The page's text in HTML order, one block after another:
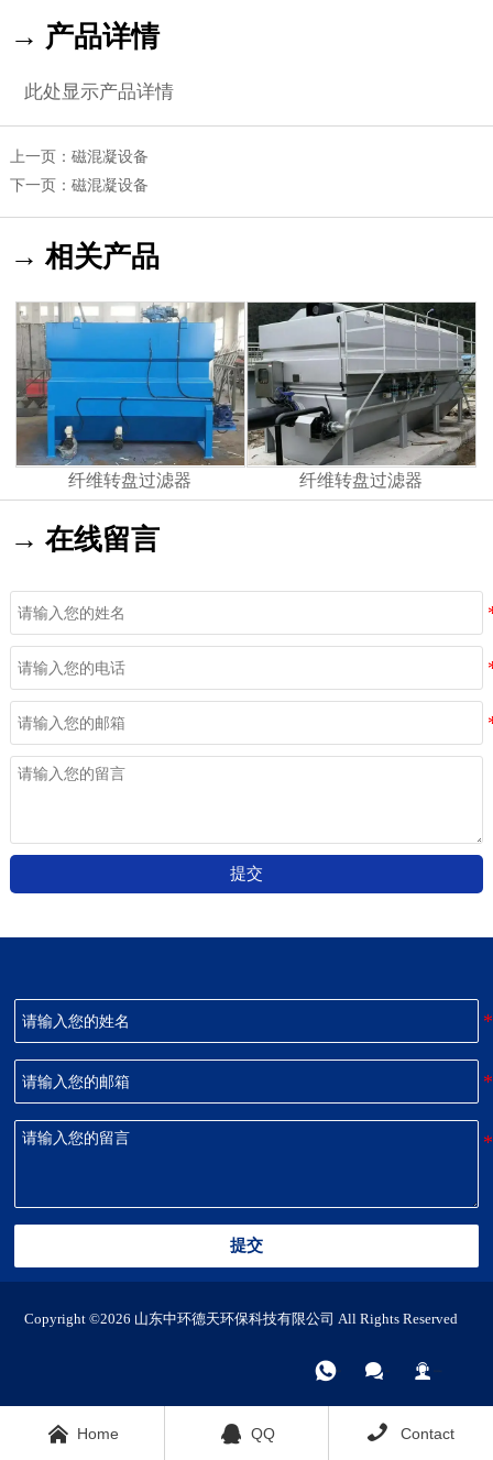
→ 产品详情
此处显示产品详情
上一页： 磁混凝设备
下一页： 磁混凝设备
→ 相关产品
纤维转盘过滤器 纤维转盘过滤器
→ 在线留言
提交
提交
Copyright ©2026 山东中环德天环保科技有限公司 All Rights Reserved
  
 Home  QQ  Contact